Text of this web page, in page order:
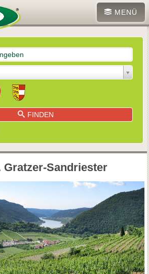
MENÜ
FINDEN
Gratzer-Sandriester